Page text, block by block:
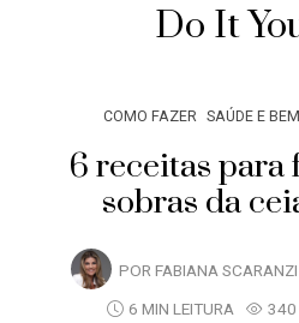
Do It
COMO FAZER SAÚDE E
6 receitas para
sobras da
POR FABIANA SCARANZI
6 MIN LEITURA
340